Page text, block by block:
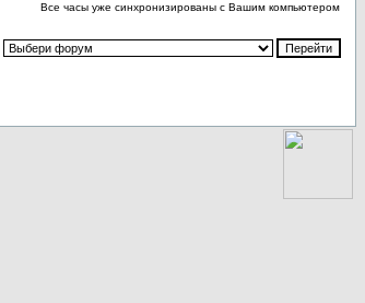
Все часы уже синхронизированы с Вашим компьютером